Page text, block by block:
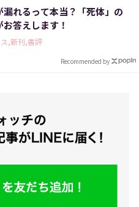
れるって本当？「死体」の
答えします！
,新刊,書評
Recommended by